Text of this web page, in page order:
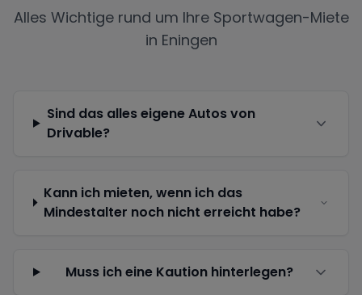
Alles Wichtige rund um Ihre Sportwagen-Miete
in Eningen
Sind das alles eigene Autos von
Drivable?
Kann ich mieten, wenn ich das
Mindestalter noch nicht erreicht habe?
Muss ich eine Kaution hinterlegen?